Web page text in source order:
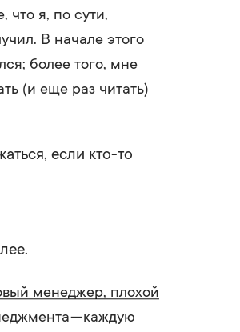
я, по сути,
В начале этого
более того, мне
(и еще раз читать)
если кто-то
менеджер, плохой
— каждую